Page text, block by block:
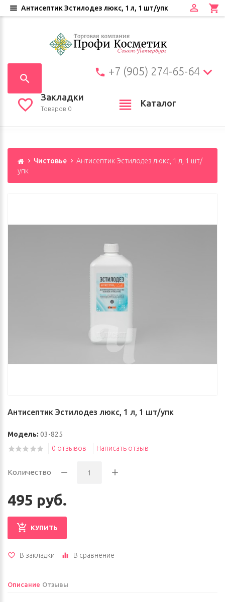
+7 (905) 274-65-64
Закладки
Товаров 0
Каталог
Чистовье
Антисептик Эстилодез люкс, 1 л, 1 шт/
упк
Антисептик Эстилодез люкс, 1 л, 1 шт/упк
Модель: 03-825
0 отзывов
Написать отзыв
Количество
495 руб.
КУПИТЬ
В закладки В сравнение
Описание Отзывы
Антисептик Эстилодез люкс, 1 л, 1 шт/упк